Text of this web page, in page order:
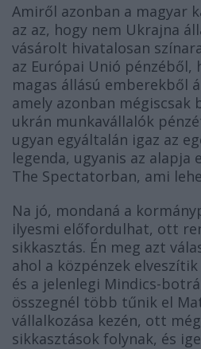
Amiről azonban a magyar
az az, hogy nem Ukrajna
vásárolt hivatalosan
az Európai Unió pénzéből,
magas állású emberekből
amely azonban mégiscsak
ukrán munkavállalók
ugyan egyáltalán igaz az
legenda, ugyanis az alapja
The Spectatorban, ami
Na jó, mondaná a
ilyesmi előfordulhat, ott
sikkasztás. Én meg azt
ahol a közpénzek
és a jelenlegi Mindics-
összegnél több tűnik el
vállalkozása kezén, ott
sikkasztások folynak, és